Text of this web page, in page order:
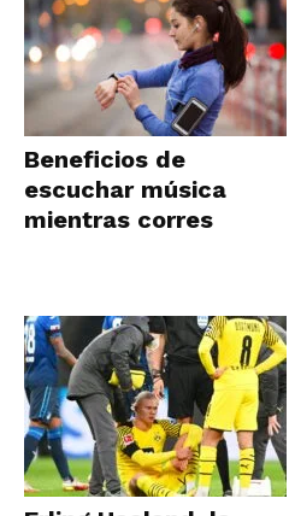
Beneficios de
escuchar música
mientras corres